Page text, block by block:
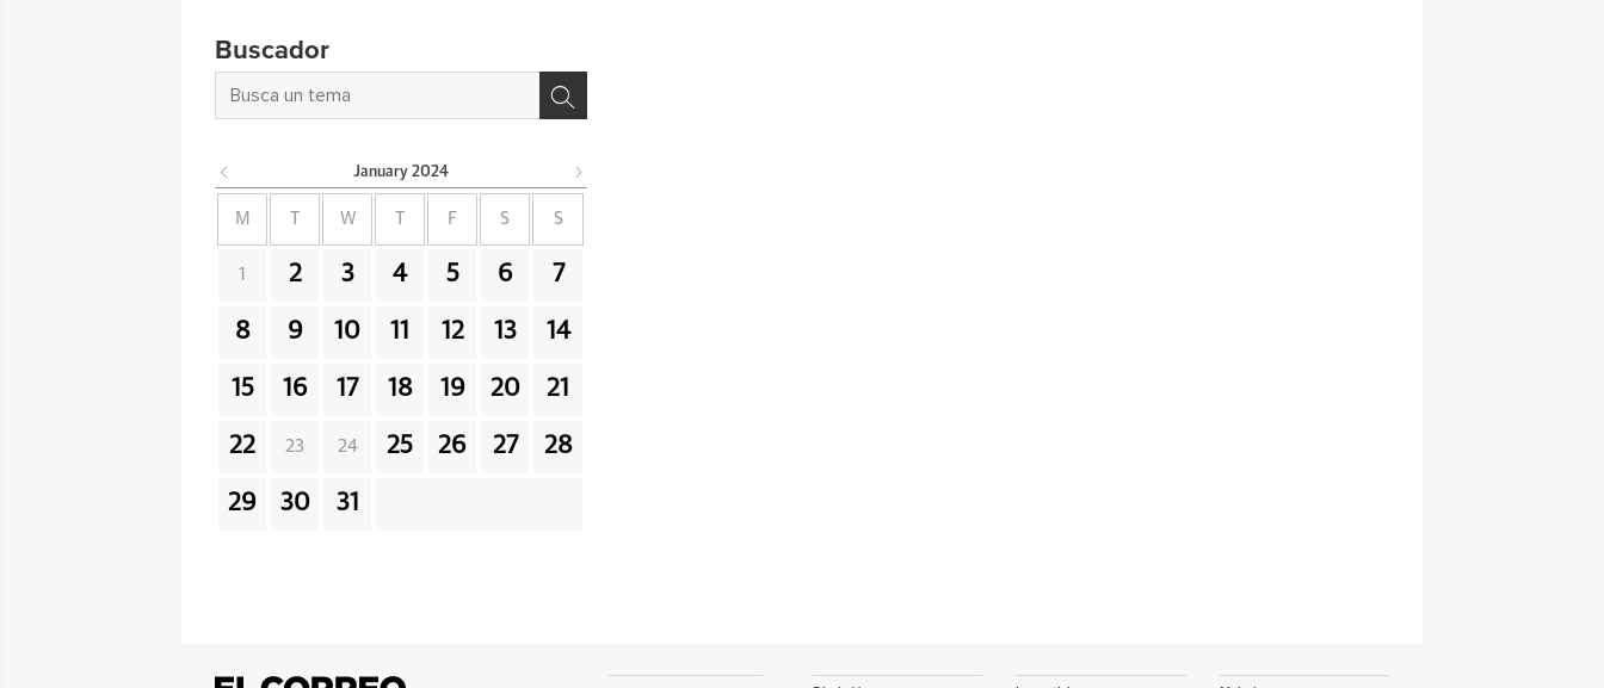
Buscador
January 2024
M W F S S
1 2 3 4 5 6 7
8 9 10 11 12 13 14
15 16 17 18 19 20 21
22 23 24 25 26 27 28
29 30 31